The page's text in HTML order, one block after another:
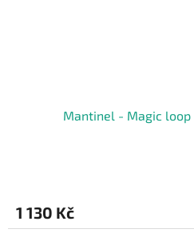
Mantinel - Magic
1 130 Kč